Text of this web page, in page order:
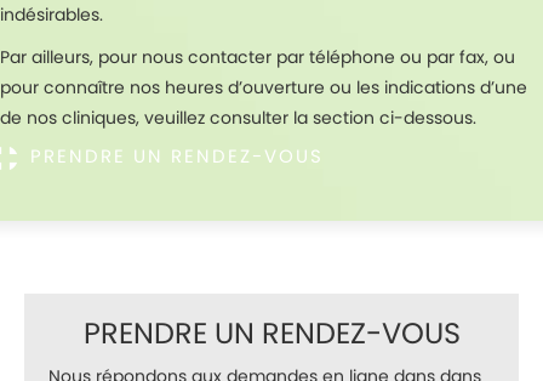
indésirables.
Par ailleurs, pour nous contacter par téléphone ou par fax, ou
pour connaître nos heures d’ouverture ou les indications d’une
de nos cliniques, veuillez consulter la section ci-dessous.
PRENDRE UN RENDEZ-VOUS
PRENDRE UN RENDEZ-VOUS
Nous répondons aux demandes en ligne dans dans